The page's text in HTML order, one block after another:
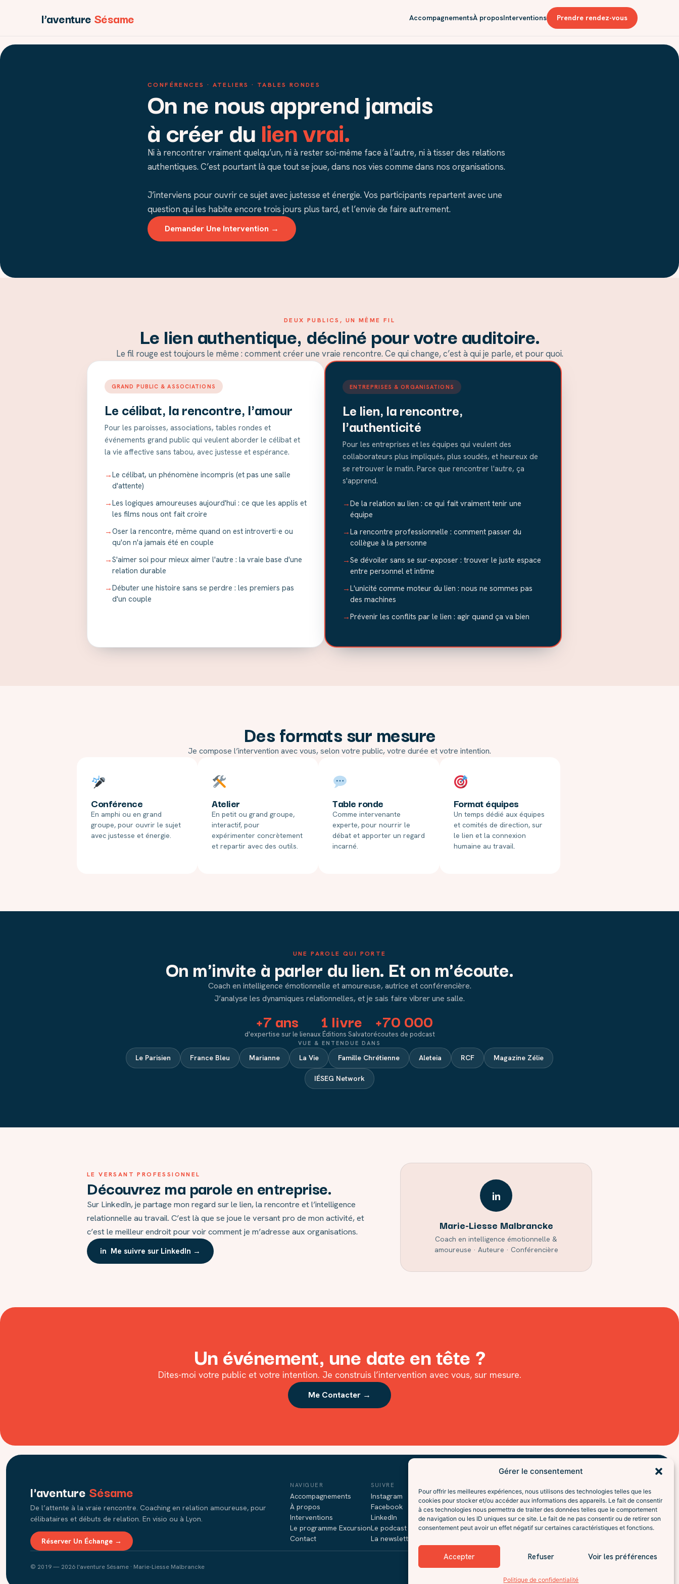
Gérer le consentement
Pour offrir les meilleures expériences, nous utilisons des technologies telles que les
cookies pour stocker et/ou accéder aux informations des appareils. Le fait de consentir
à ces technologies nous permettra de traiter des données telles que le comportement
de navigation ou les ID uniques sur ce site. Le fait de ne pas consentir ou de retirer son
consentement peut avoir un effet négatif sur certaines caractéristiques et fonctions.
Accepter Refuser Voir les préférences
Politique de confidentialité
l’aventureSésame AccompagnementsÀ proposInterventions Prendre rendez-vous
CONFÉRENCES · ATELIERS · TABLES RONDES
On ne nous apprend jamais
à créer dulien vrai.
Ni à rencontrer vraiment quelqu’un, ni à rester soi-même face à l’autre, ni à tisser des relations
authentiques. C’est pourtant là que tout se joue, dans nos vies comme dans nos organisations.
J’interviens pour ouvrir ce sujet avec justesse et énergie. Vos participants repartent avec une
question qui les habite encore trois jours plus tard, et l’envie de faire autrement.
Demander Une Intervention →
DEUX PUBLICS, UN MÊME FIL
Le lien authentique, décliné pour votre auditoire.
Le fil rouge est toujours le même : comment créer une vraie rencontre. Ce qui change, c’est à qui je parle, et pour quoi.
GRAND PUBLIC & ASSOCIATIONS
Le célibat, la rencontre, l'amour
Pour les paroisses, associations, tables rondes et
événements grand public qui veulent aborder le célibat et
la vie affective sans tabou, avec justesse et espérance.
→Le célibat, un phénomène incompris (et pas une salle
d'attente)
→Les logiques amoureuses aujourd'hui : ce que les applis et
les films nous ont fait croire
→Oser la rencontre, même quand on est introverti·e ou
qu'on n'a jamais été en couple
→S'aimer soi pour mieux aimer l'autre : la vraie base d'une
relation durable
→Débuter une histoire sans se perdre : les premiers pas
d'un couple
ENTREPRISES & ORGANISATIONS
Le lien, la rencontre,
l'authenticité
Pour les entreprises et les équipes qui veulent des
collaborateurs plus impliqués, plus soudés, et heureux de
se retrouver le matin. Parce que rencontrer l'autre, ça
s'apprend.
→De la relation au lien : ce qui fait vraiment tenir une
équipe
→La rencontre professionnelle : comment passer du
collègue à la personne
→Se dévoiler sans se sur-exposer : trouver le juste espace
entre personnel et intime
→L'unicité comme moteur du lien : nous ne sommes pas
des machines
→Prévenir les conflits par le lien : agir quand ça va bien
Des formats sur mesure
Je compose l’intervention avec vous, selon votre public, votre durée et votre intention.
Conférence
En amphi ou en grand
groupe, pour ouvrir le sujet
avec justesse et énergie.
Atelier
En petit ou grand groupe,
interactif, pour
expérimenter concrètement
et repartir avec des outils.
Table ronde
Comme intervenante
experte, pour nourrir le
débat et apporter un regard
incarné.
Format équipes
Un temps dédié aux équipes
et comités de direction, sur
le lien et la connexion
humaine au travail.
UNE PAROLE QUI PORTE
On m'invite à parler du lien. Et on m'écoute.
Coach en intelligence émotionnelle et amoureuse, autrice et conférencière.
J’analyse les dynamiques relationnelles, et je sais faire vibrer une salle.
+7 ans
d'expertise sur le lien
1 livre
aux Éditions Salvator
+70 000
écoutes de podcast
VUE & ENTENDUE DANS
Le Parisien France Bleu Marianne La Vie Famille Chrétienne Aleteia RCF Magazine Zélie
IÉSEG Network
LE VERSANT PROFESSIONNEL
Découvrez ma parole en entreprise.
Sur LinkedIn, je partage mon regard sur le lien, la rencontre et l’intelligence
relationnelle au travail. C’est là que se joue le versant pro de mon activité, et
c’est le meilleur endroit pour voir comment je m’adresse aux organisations.
in Me suivre sur LinkedIn →
in
Marie-Liesse Malbrancke
Coach en intelligence émotionnelle &
amoureuse · Auteure · Conférencière
Un événement, une date en tête ?
Dites-moi votre public et votre intention. Je construis l’intervention avec vous, sur mesure.
Me Contacter →
l'aventure Sésame
De l’attente à la vraie rencontre. Coaching en relation amoureuse, pour
célibataires et débuts de relation. En visio ou à Lyon.
Réserver Un Échange →
NAVIGUER
Accompagnements
À propos
Interventions
Le programme Excursion
Contact
SUIVRE
Instagram
Facebook
LinkedIn
Le podcast (Spotify)
La newsletter
© 2019 — 2026 l'aventure Sésame · Marie-Liesse Malbrancke